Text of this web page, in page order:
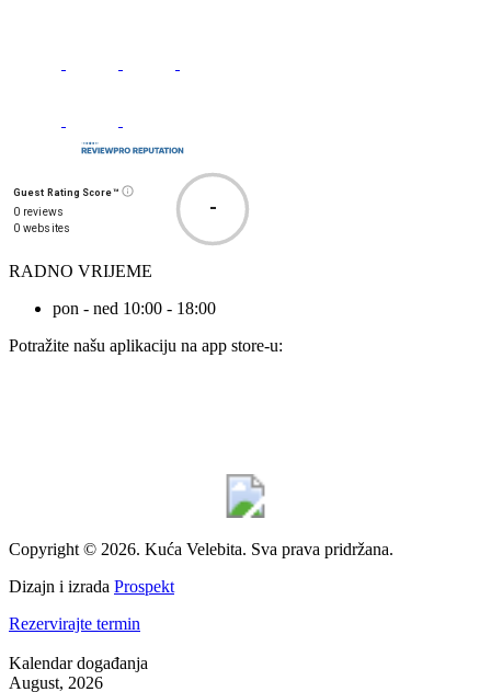
Guest Rating Score™
0 reviews
0 websites
-
RADNO VRIJEME
pon - ned 10:00 - 18:00
Potražite našu aplikaciju na app store-u:
Copyright © 2026. Kuća Velebita. Sva prava pridržana.
Dizajn i izrada Prospekt
Rezervirajte termin
Kalendar događanja
August, 2026